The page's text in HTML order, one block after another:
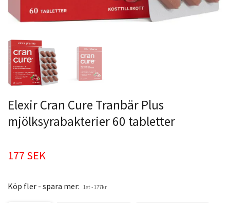
Elexir Cran Cure Tranbär Plus
mjölksyrabakterier 60 tabletter
177 SEK
Köp fler - spara mer: 1st - 177kr